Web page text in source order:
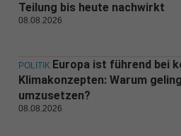
Teilung bis heute nachwirkt
08.08.2026
POLITIK Europa ist führend bei
Klimakonzepten: Warum
umzusetzen?
08.08.2026